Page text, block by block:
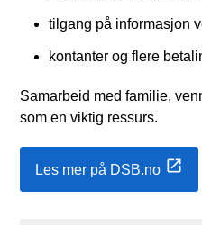
tilgang på informasjon
kontanter og flere
Samarbeid med familie,
som en viktig ressurs.
Les mer på DSB.no